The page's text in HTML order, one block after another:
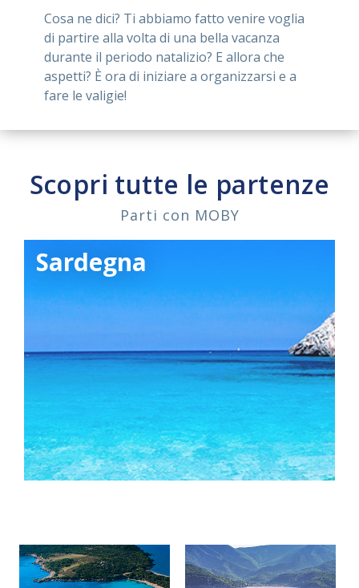
Cosa ne dici? Ti abbiamo fatto venire voglia
di partire alla volta di una bella vacanza
durante il periodo natalizio? E allora che
aspetti? È ora di iniziare a organizzarsi e a
fare le valigie!
Scopri tutte le partenze
Parti con MOBY
Sardegna